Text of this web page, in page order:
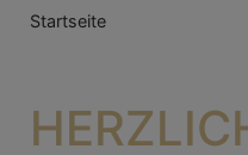
Breadcrumb
Startseite